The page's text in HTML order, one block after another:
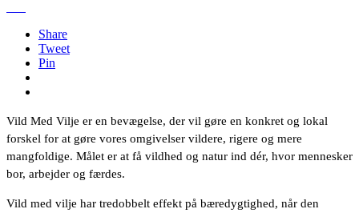
Share
Tweet
Pin
Vild Med Vilje er en bevægelse, der vil gøre en konkret og lokal
forskel for at gøre vores omgivelser vildere, rigere og mere
mangfoldige. Målet er at få vildhed og natur ind dér, hvor mennesker
bor, arbejder og færdes.
Vild med vilje har tredobbelt effekt på bæredygtighed, når den